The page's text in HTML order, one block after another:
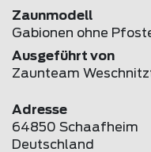
Zaunmodell
Gabionen ohne
Ausgeführt von
Zaunteam
Adresse
64850 Schaafheim
Deutschland